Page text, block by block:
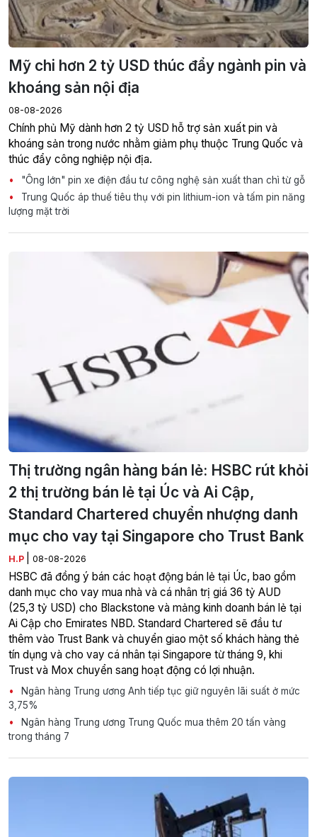
Mỹ chi hơn 2 tỷ USD thúc đẩy ngành pin và
khoáng sản nội địa
08-08-2026
Chính phủ Mỹ dành hơn 2 tỷ USD hỗ trợ sản xuất pin và
khoáng sản trong nước nhằm giảm phụ thuộc Trung Quốc và
thúc đẩy công nghiệp nội địa.
"Ông lớn" pin xe điện đầu tư công nghệ sản xuất than chì từ gỗ
Trung Quốc áp thuế tiêu thụ với pin lithium-ion và tấm pin năng
lượng mặt trời
Thị trường ngân hàng bán lẻ: HSBC rút khỏi
2 thị trường bán lẻ tại Úc và Ai Cập,
Standard Chartered chuyển nhượng danh
mục cho vay tại Singapore cho Trust Bank
H.P 08-08-2026
HSBC đã đồng ý bán các hoạt động bán lẻ tại Úc, bao gồm
danh mục cho vay mua nhà và cá nhân trị giá 36 tỷ AUD
(25,3 tỷ USD) cho Blackstone và mảng kinh doanh bán lẻ tại
Ai Cập cho Emirates NBD. Standard Chartered sẽ đầu tư
thêm vào Trust Bank và chuyển giao một số khách hàng thẻ
tín dụng và cho vay cá nhân tại Singapore từ tháng 9, khi
Trust và Mox chuyển sang hoạt động có lợi nhuận.
Ngân hàng Trung ương Anh tiếp tục giữ nguyên lãi suất ở mức
3,75%
Ngân hàng Trung ương Trung Quốc mua thêm 20 tấn vàng
trong tháng 7